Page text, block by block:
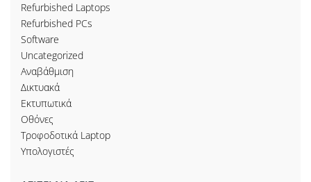
Refurbished Laptops
Refurbished PCs
Software
Uncategorized
Αναβάθμιση
Δικτυακά
Εκτυπωτικά
Οθόνες
Τροφοδοτικά Laptop
Υπολογιστές